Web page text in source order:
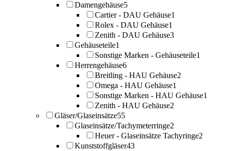
Damengehäuse5
Cartier - DAU Gehäuse1
Rolex - DAU Gehäuse1
Zenith - DAU Gehäuse3
Gehäuseteile1
Sonstige Marken - Gehäuseteile1
Herrengehäuse6
Breitling - HAU Gehäuse2
Omega - HAU Gehäuse1
Sonstige Marken - HAU Gehäuse1
Zenith - HAU Gehäuse2
Gläser/Glaseinsätze55
Glaseinsätze/Tachymeterringe2
Heuer - Glaseinsätze Tachyringe2
Kunststoffgläser43